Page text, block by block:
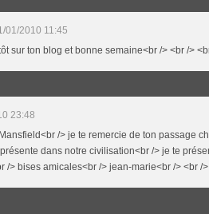
01/2010 11:45
sur ton blog et bonne semaine<br /> <br />
23:48
/> je te remercie de ton passage
dans notre civilisation<br /> je te
/> bises amicales<br /> jean-marie<br /> <br /